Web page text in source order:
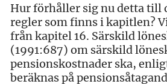
Hur förhåller sig nu detta till
regler som finns i kapitlen?
från kapitel 16. Särskild
(1991:687) om särskild
pensionskostnader ska,
beräknas på